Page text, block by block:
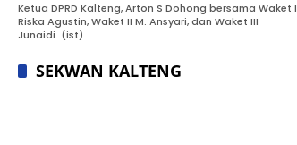
Ketua DPRD Kalteng, Arton S Dohong bersama Waket I
Riska Agustin, Waket II M. Ansyari, dan Waket III
Junaidi. (ist)
SEKWAN KALTENG